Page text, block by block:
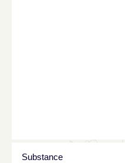
Substance